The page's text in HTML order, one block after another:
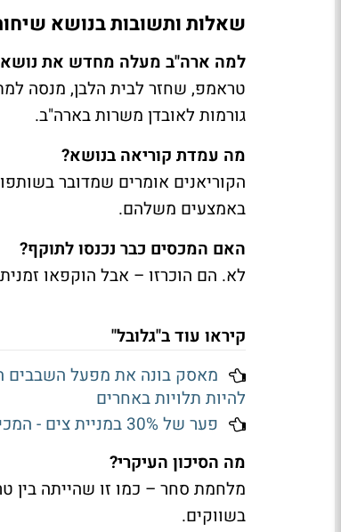
שאלות ותשובות בנושא
למה ארה"ב מעלה מחדש את נושא
טראמפ, שחזר לבית הלבן, מנסה
גורמות לאובדן משרות בארה"ב.
מה עמדת קוריאה בנושא?
הקוריאנים אומרים שמדובר
באמצעים משלהם.
האם המכסים כבר נכנסו לתוקף?
לא. הם הוכרזו – אבל הוקפאו
קיראו עוד ב"גלובל"
להיות תלויות באחרים
פער של 30% במניית צים - המכירה במחיר גבוה מהשוק, והאם העסקה תתבטל?
מה הסיכון העיקרי?
בשווקים.